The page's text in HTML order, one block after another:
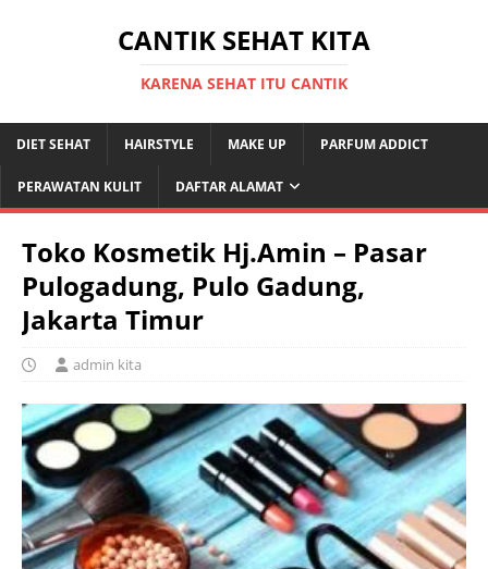
CANTIK SEHAT KITA
KARENA SEHAT ITU CANTIK
DIET SEHAT HAIRSTYLE MAKE UP PARFUM ADDICT
PERAWATAN KULIT DAFTAR ALAMAT
Toko Kosmetik Hj.Amin – Pasar
Pulogadung, Pulo Gadung,
Jakarta Timur
admin kita